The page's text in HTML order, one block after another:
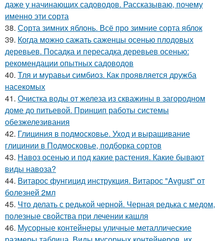
даже у начинающих садоводов. Рассказываю, почему
именно эти сорта
38. Сорта зимних яблонь. Всё про зимние сорта яблок
39. Когда можно сажать саженцы осенью плодовых
деревьев. Посадка и пересадка деревьев осенью:
рекомендации опытных садоводов
40. Тля и муравьи симбиоз. Как проявляется дружба
насекомых
41. Очистка воды от железа из скважины в загородном
доме до питьевой. Принцип работы системы
обезжелезивания
42. Глициния в подмосковье. Уход и выращивание
глицинии в Подмосковье, подборка сортов
43. Навоз осенью и под какие растения. Какие бывают
виды навоза?
44. Витарос фунгицид инструкция. Витарос "Avgust" от
болезней 2мл
45. Что делать с редькой черной. Черная редька с медом,
полезные свойства при лечении кашля
46. Мусорные контейнеры уличные металлические